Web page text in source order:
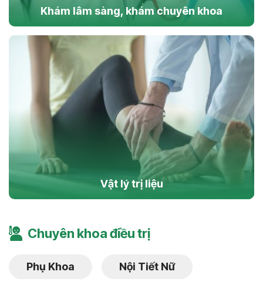
Khám lâm sàng, khám chuyên khoa
Vật lý trị liệu
Chuyên khoa điều trị
Phụ Khoa Nội Tiết Nữ